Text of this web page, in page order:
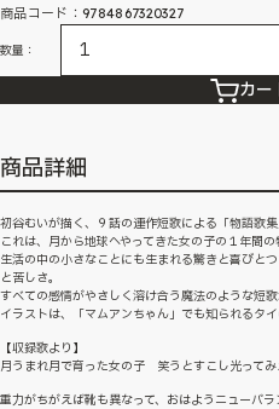
商品コード：9784867320327
数量：
カー
商品詳細
初谷むいが描く、９話の連作短歌による「物語歌集
これは、月から地球へやってきた女の子の１年間の
生活の中の小さなことにも生まれる驚きと喜びと
と苦しさ。
すべての感情がやさしく溶け合う魔法のような短歌
イラストは、「マムアンちゃん」でも知られるタ
【収録歌より】
月うまれ月で育った女の子 笑うとすこし光ってみ
重力がちがえば靴も異なって、おはようニューバ